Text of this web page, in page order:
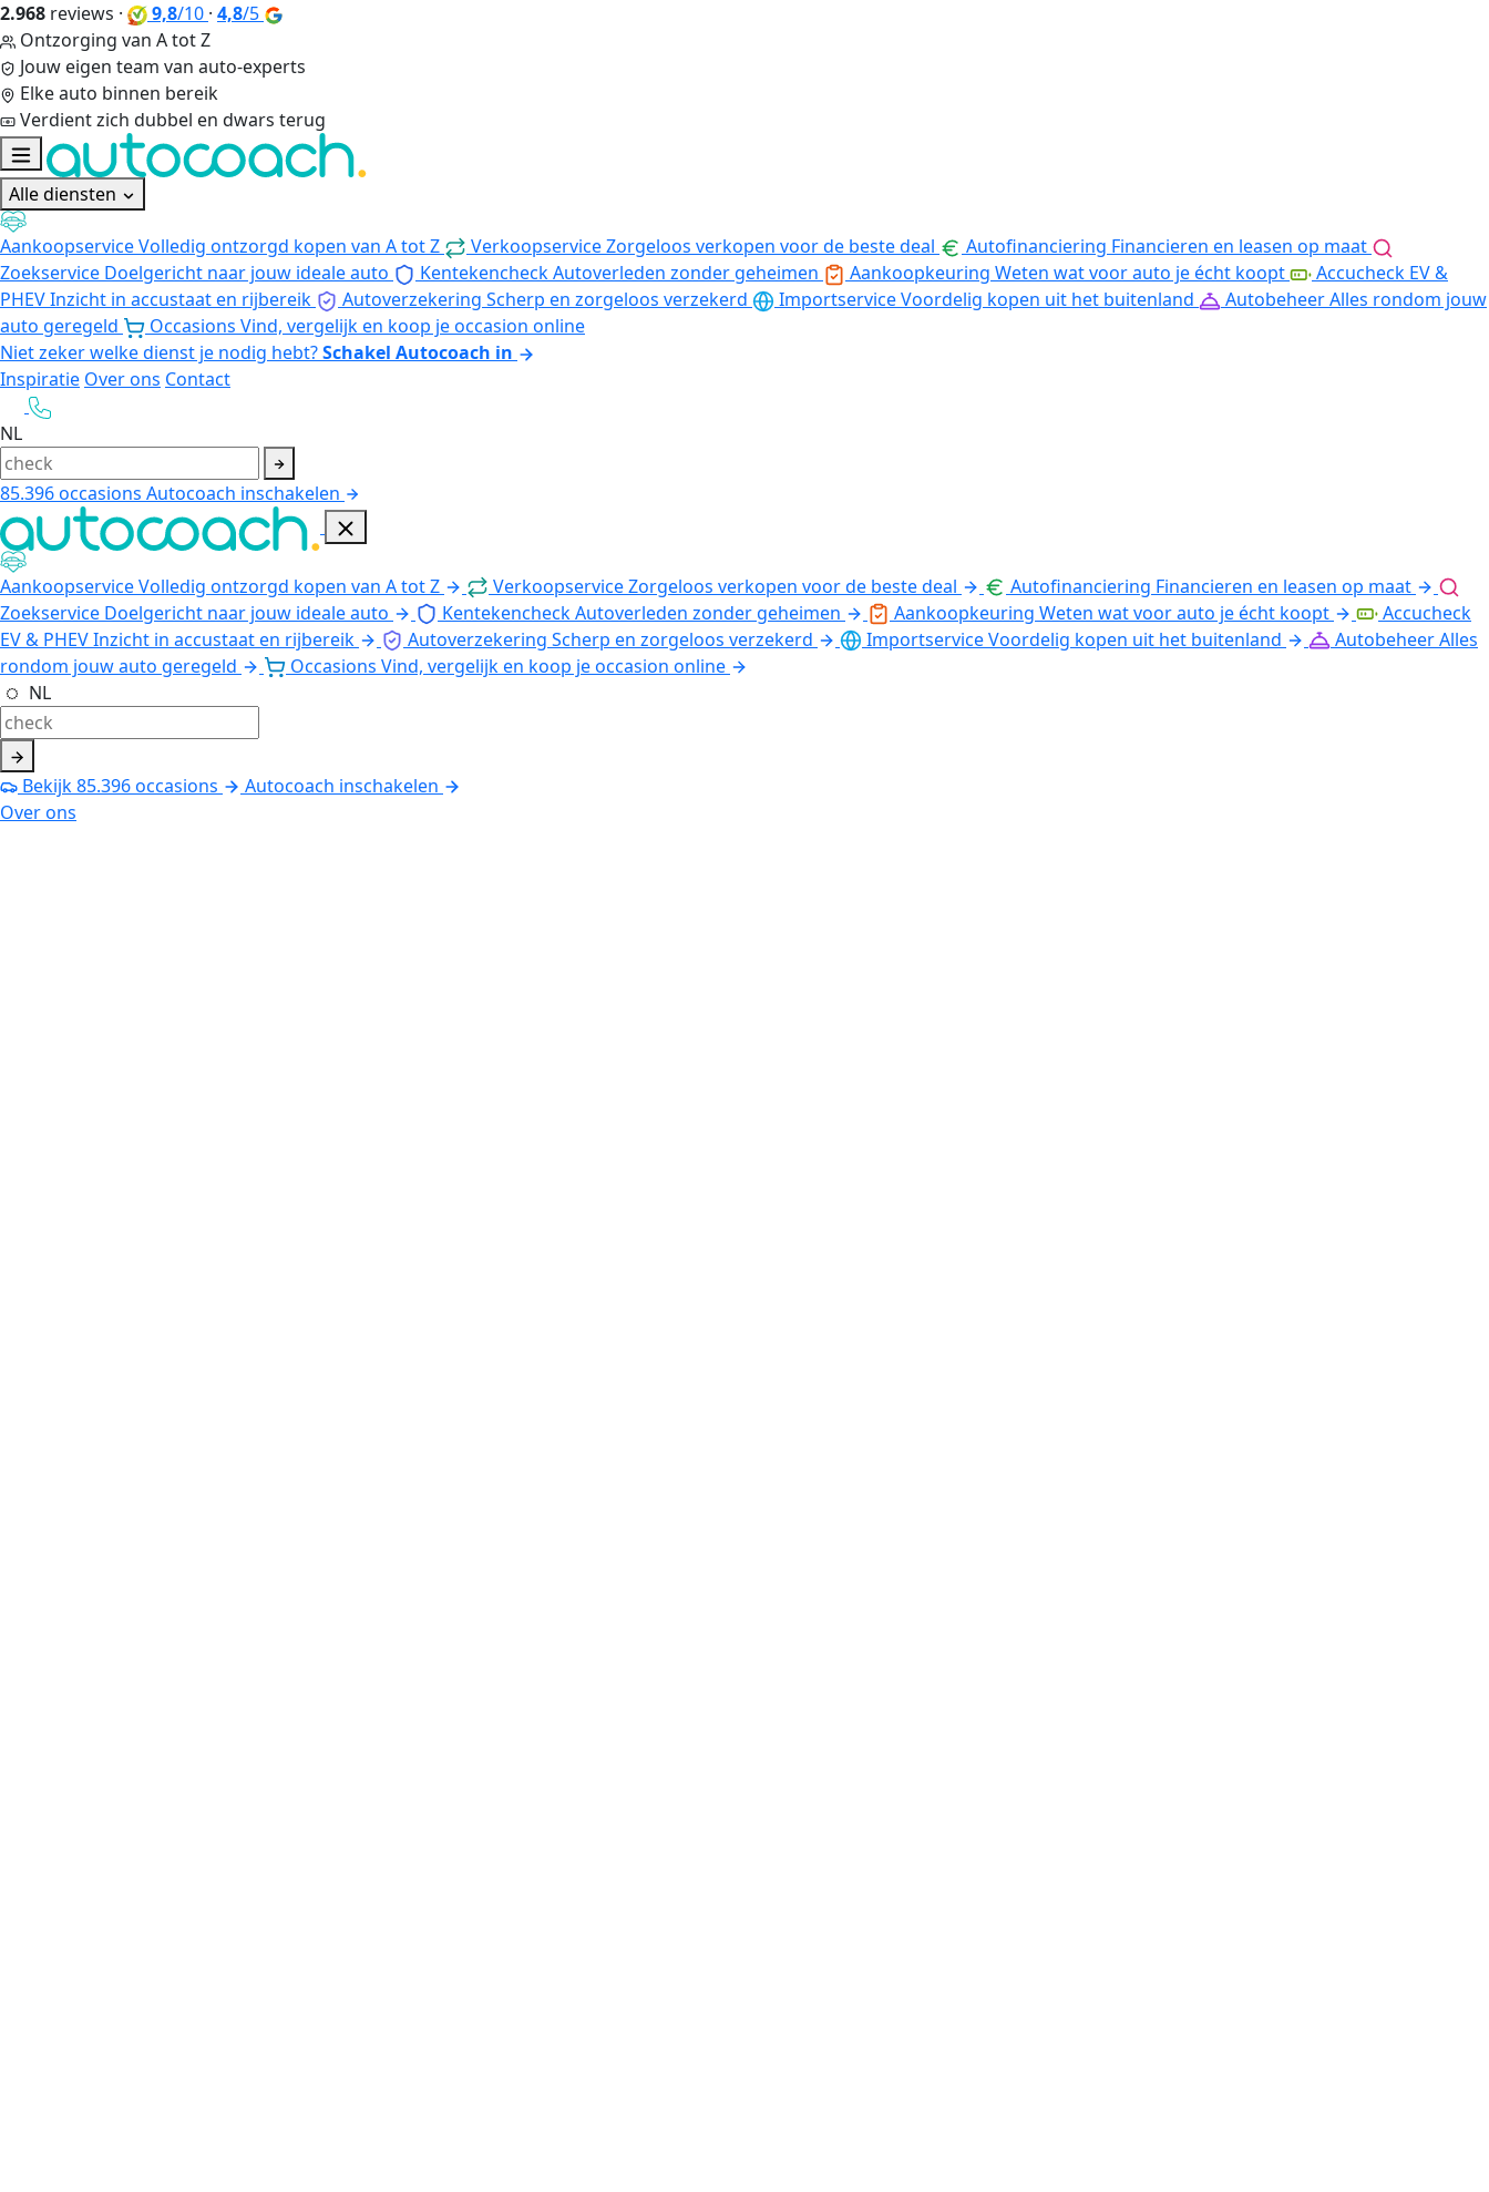
2.968 reviews · 9,8/10 · 4,8/5
Ontzorging van A tot Z
Jouw eigen team van auto-experts
Elke auto binnen bereik
Verdient zich dubbel en dwars terug
Alle diensten
AankoopserviceVolledig ontzorgd kopen van A tot Z VerkoopserviceZorgeloos verkopen voor de beste deal Autofinanciering Financieren en leasen op maat
Zoekservice Doelgericht naar jouw ideale auto KentekencheckAutoverleden zonder geheimen Aankoopkeuring Weten wat voor auto je écht koopt
Accucheck EV &
PHEVInzicht in accustaat en rijbereik Autoverzekering Scherp en zorgeloos verzekerd ImportserviceVoordelig kopen uit het buitenland AutobeheerAlles rondom jouw
auto geregeld
Occasions Vind, vergelijk en koop je occasion online
Niet zeker welke dienst je nodig hebt?Schakel Autocoach in
Inspiratie Over ons Contact
NL
85.396occasions Autocoach inschakelen
AankoopserviceVolledig ontzorgd kopen van A tot Z VerkoopserviceZorgeloos verkopen voor de beste deal Autofinanciering Financieren en leasen op maat
Zoekservice Doelgericht naar jouw ideale auto KentekencheckAutoverleden zonder geheimen Aankoopkeuring Weten wat voor auto je écht koopt
Accucheck
EV & PHEVInzicht in accustaat en rijbereik Autoverzekering Scherp en zorgeloos verzekerd ImportserviceVoordelig kopen uit het buitenland AutobeheerAlles
rondom jouw auto geregeld
Occasions Vind, vergelijk en koop je occasion online
NL
Bekijk85.396occasions
Autocoach inschakelen
Over ons